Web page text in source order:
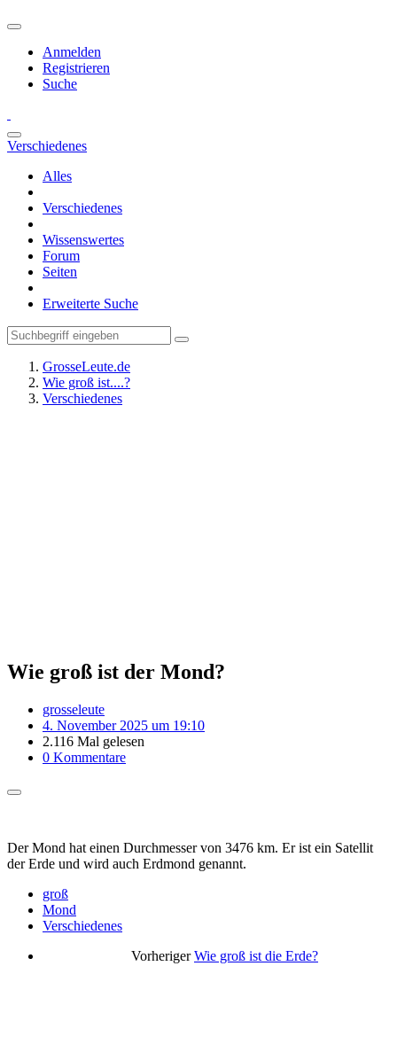
Anmelden
Registrieren
Suche
Verschiedenes
Alles
Verschiedenes
Wissenswertes
Forum
Seiten
Erweiterte Suche
GrosseLeute.de
Wie groß ist....?
Verschiedenes
Wie groß ist der Mond?
grosseleute
4. November 2025 um 19:10
2.116 Mal gelesen
0 Kommentare
Der Mond hat einen Durchmesser von 3476 km. Er ist ein Satellit
der Erde und wird auch Erdmond genannt.
groß
Mond
Verschiedenes
Vorheriger Wie groß ist die Erde?